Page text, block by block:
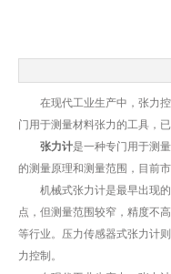
在现代工业生产中，张力控
门用于测量材料张力的工具，
张力计是一种专门用于测
的测量原理和测量范围，目前
机械式张力计是最早出现的
点，但测量范围较窄，精度不
等行业。压力传感器式张力计
力控制。